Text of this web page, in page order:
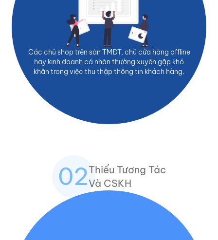
Các chủ shop trên sàn TMĐT, chủ cửa hàng offline
hay kinh doanh cá nhân thường xuyên gặp khó
khăn trong việc thu thập thông tin khách hàng.
02Thiếu Tương Tác
Và CSKH